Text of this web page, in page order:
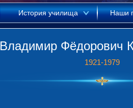
История училища Наши
Владимир Фёдорович
1921-1979